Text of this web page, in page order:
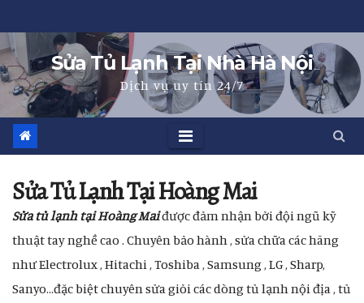
to
content
Sửa Tủ Lạnh Tại Nhà Hà Nội
Dịch vụ uy tín 24/7
Sửa Tủ Lạnh Tại Hoàng Mai
Sửa tủ lạnh tại Hoàng Maiđược đảm nhận bởi đội ngũ kỹ
thuật tay nghề cao . Chuyên bảo hành , sửa chữa các hãng
như Electrolux , Hitachi , Toshiba , Samsung , LG , Sharp,
Sanyo…đặc biệt chuyên sửa giỏi các dòng tủ lạnh nội địa , tủ